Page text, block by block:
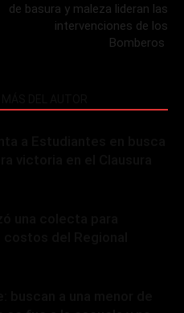
de basura y maleza lideran las
intervenciones de los
Bomberos